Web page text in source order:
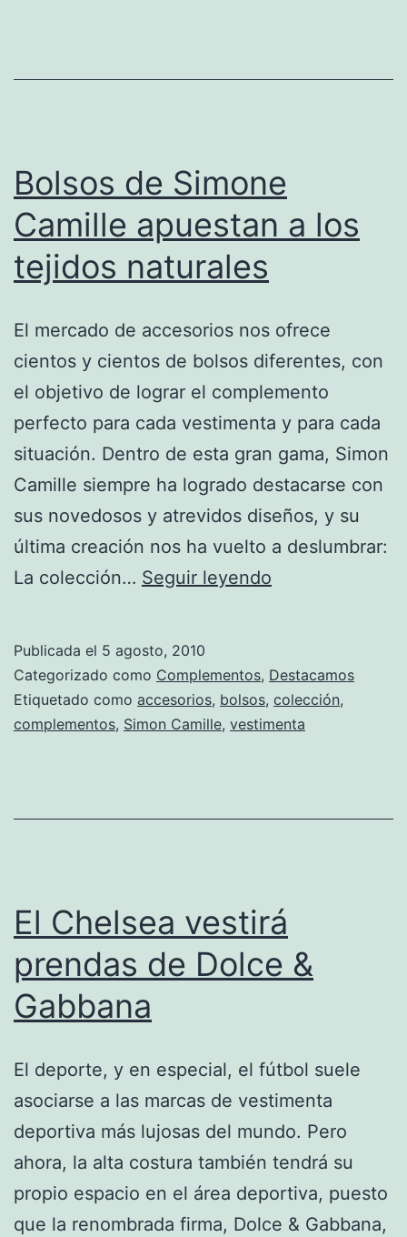
Bolsos de Simone
Camille apuestan a los
tejidos naturales
El mercado de accesorios nos ofrece
cientos y cientos de bolsos diferentes, con
el objetivo de lograr el complemento
perfecto para cada vestimenta y para cada
situación. Dentro de esta gran gama, Simon
Camille siempre ha logrado destacarse con
sus novedosos y atrevidos diseños, y su
última creación nos ha vuelto a deslumbrar:
La colección… Seguir leyendo
Camille
apuestan
a
naturales
Publicada el 5 agosto, 2010
Categorizado como Complementos, Destacamos
Etiquetado como accesorios, bolsos, colección,
complementos, Simon Camille, vestimenta
El Chelsea vestirá
prendas de Dolce &
Gabbana
El deporte, y en especial, el fútbol suele
asociarse a las marcas de vestimenta
deportiva más lujosas del mundo. Pero
ahora, la alta costura también tendrá su
propio espacio en el área deportiva, puesto
que la renombrada firma, Dolce & Gabbana,